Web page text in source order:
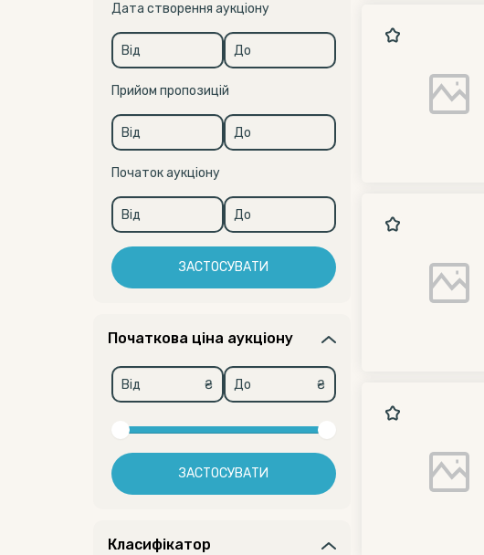
Дата створення аукціону
Прийом пропозицій
Початок аукціону
ЗАСТОСУВАТИ
Початкова ціна аукціону
₴ ₴
ЗАСТОСУВАТИ
Класифікатор